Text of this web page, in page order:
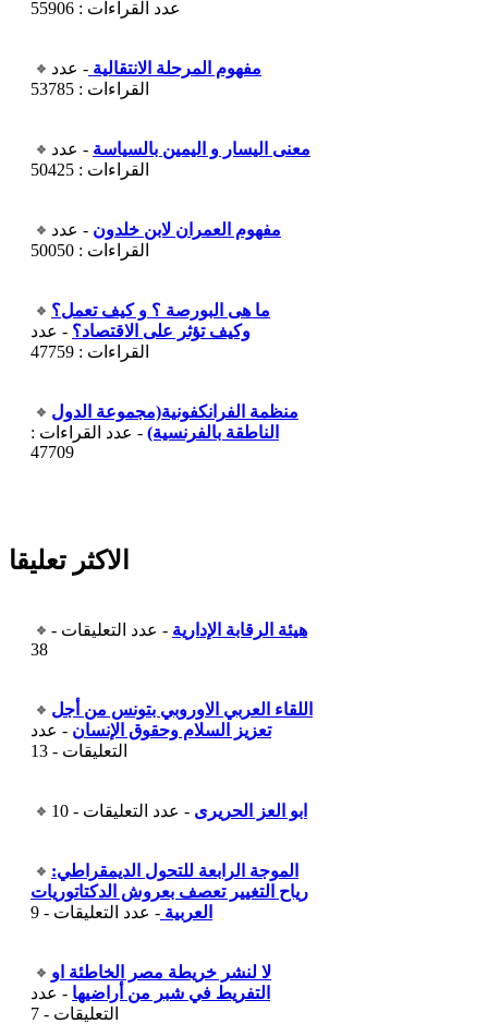
عدد القراءات : 55906
مفهوم المرحلة الانتقالية - عدد
القراءات : 53785
معنى اليسار و اليمين بالسياسة - عدد
القراءات : 50425
مفهوم العمران لابن خلدون - عدد
القراءات : 50050
ما هى البورصة ؟ و كيف تعمل؟
وكيف تؤثر على الاقتصاد؟ - عدد
القراءات : 47759
منظمة الفرانكفونية(مجموعة الدول
الناطقة بالفرنسية) - عدد القراءات :
47709
الاكثر تعليقا
هيئة الرقابة الإدارية - عدد التعليقات -
38
اللقاء العربي الاوروبي بتونس من أجل
تعزيز السلام وحقوق الإنسان - عدد
التعليقات - 13
ابو العز الحريرى - عدد التعليقات - 10
الموجة الرابعة للتحول الديمقراطي:
رياح التغيير تعصف بعروش الدكتاتوريات
العربية - عدد التعليقات - 9
لا لنشر خريطة مصر الخاطئة او
التفريط في شبر من أراضيها - عدد
التعليقات - 7